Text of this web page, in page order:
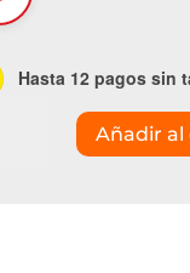
Hasta 12 pagos sin
Añadir